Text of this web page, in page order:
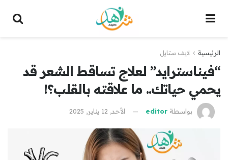
الرئيسية لايف ستايل
“فيناسترايد” لعلاج تساقط الشعر قد
يحمي حياتك.. ما علاقته بالقلب؟!
بواسطة editor الأحد, 12 يناير, 2025